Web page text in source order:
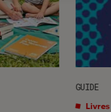
GUIDE
Livres